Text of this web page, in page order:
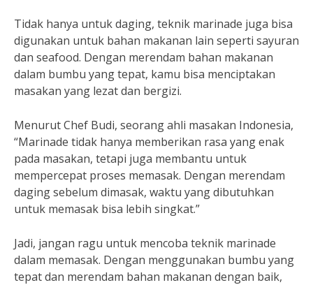
Tidak hanya untuk daging, teknik marinade juga bisa
digunakan untuk bahan makanan lain seperti sayuran
dan seafood. Dengan merendam bahan makanan
dalam bumbu yang tepat, kamu bisa menciptakan
masakan yang lezat dan bergizi.
Menurut Chef Budi, seorang ahli masakan Indonesia,
“Marinade tidak hanya memberikan rasa yang enak
pada masakan, tetapi juga membantu untuk
mempercepat proses memasak. Dengan merendam
daging sebelum dimasak, waktu yang dibutuhkan
untuk memasak bisa lebih singkat.”
Jadi, jangan ragu untuk mencoba teknik marinade
dalam memasak. Dengan menggunakan bumbu yang
tepat dan merendam bahan makanan dengan baik,